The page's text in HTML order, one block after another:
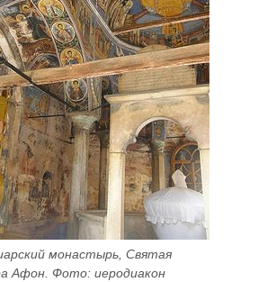
монастырь, Святая
Афон. Фото: иеродиакон